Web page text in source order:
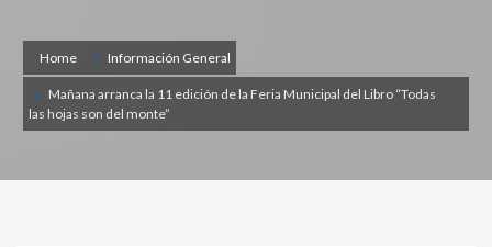
Home Información General
Mañana arranca la 11 edición de la Feria Municipal del Libro “Todas
las hojas son del monte”